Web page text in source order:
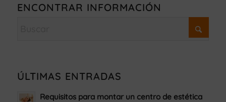
ENCONTRAR INFORMACIÓN
ÚLTIMAS ENTRADAS
Requisitos para montar un centro de estética